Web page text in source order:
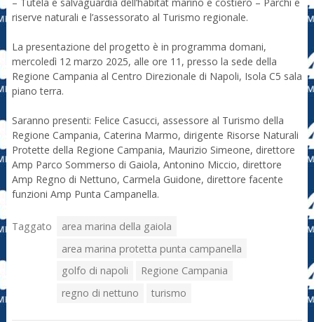
riserve naturali e l’assessorato al Turismo regionale.
La presentazione del progetto è in programma domani,
mercoledì 12 marzo 2025, alle ore 11, presso la sede della
Regione Campania al Centro Direzionale di Napoli, Isola C5 sala
piano terra.
Saranno presenti: Felice Casucci, assessore al Turismo della
Regione Campania, Caterina Marmo, dirigente Risorse Naturali
Protette della Regione Campania, Maurizio Simeone, direttore
Amp Parco Sommerso di Gaiola, Antonino Miccio, direttore
Amp Regno di Nettuno, Carmela Guidone, direttore facente
funzioni Amp Punta Campanella.
Taggato
area marina della gaiola
area marina protetta punta campanella
golfo di napoli
Regione Campania
regno di nettuno
turismo